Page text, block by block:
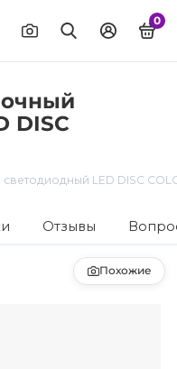
0
DISC
LED DISC
Отзывы
Похожие